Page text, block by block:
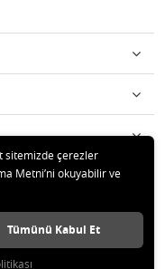
SAN TİC LTD ŞTİ
sitemizde çerezler
Metni’ni okuyabilir ve
Tümünü Kabul Et